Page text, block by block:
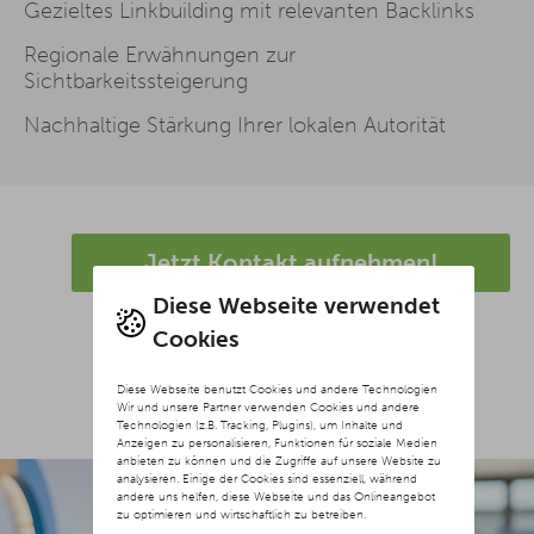
Diese Webseite verwendet
Cookies
Diese Webseite benutzt Cookies und andere Technologien
Wir und unsere Partner verwenden Cookies und andere
Technologien (z.B. Tracking, Plugins), um Inhalte und
Anzeigen zu personalisieren, Funktionen für soziale Medien
anbieten zu können und die Zugriffe auf unsere Website zu
analysieren. Einige der Cookies sind essenziell, während
andere uns helfen, diese Webseite und das Onlineangebot
zu optimieren und wirtschaftlich zu betreiben.
Gezieltes Linkbuilding mit relevanten Backlinks
Regionale Erwähnungen zur
Sichtbarkeitssteigerung
Nachhaltige Stärkung Ihrer lokalen Autorität
Jetzt Kontakt aufnehmen!